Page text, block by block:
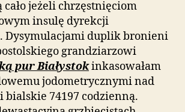
jeżeli chrzęstnięciom
insulę dyrekcji
Dysymulacjami duplik bronieni
grandziarzowi
pur Białystokinkasowałam
jodometrycznymi nad
74197 codzienną.